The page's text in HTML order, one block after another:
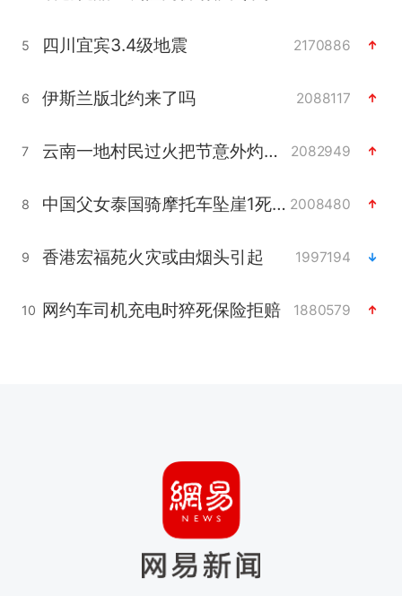
5 四川宜宾3.4级地震 2170886
6 伊斯兰版北约来了吗 2088117
7 云南一地村民过火把节意外灼伤16人 2082949
8 中国父女泰国骑摩托车坠崖1死1伤 2008480
9 香港宏福苑火灾或由烟头引起 1997194
10 网约车司机充电时猝死保险拒赔 1880579